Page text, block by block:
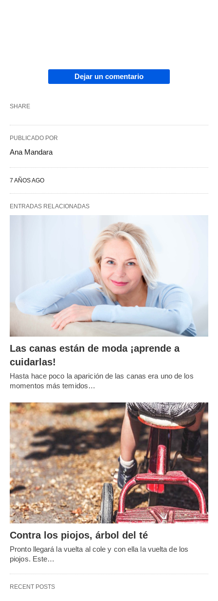
Dejar un comentario
SHARE
PUBLICADO POR
Ana Mandara
7 AÑOS AGO
ENTRADAS RELACIONADAS
Las canas están de moda ¡aprende a
cuidarlas!
Hasta hace poco la aparición de las canas era uno de los
momentos más temidos…
Contra los piojos, árbol del té
Pronto llegará la vuelta al cole y con ella la vuelta de los
piojos. Este…
RECENT POSTS